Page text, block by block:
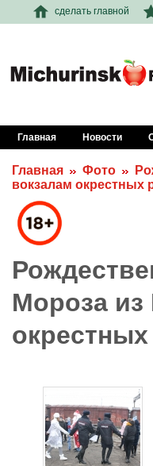
сделать главной
Главная Новости
Главная Фото
вокзалам окрестных
Мороза из